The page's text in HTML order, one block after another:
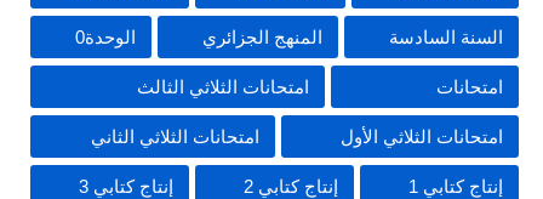
السنة السادسة المنهج الجزائري الوحدة0
امتحانات امتحانات الثلاثي الثالث
امتحانات الثلاثي الأول امتحانات الثلاثي الثاني
إنتاج كتابي 1 إنتاج كتابي 2 إنتاج كتابي 3